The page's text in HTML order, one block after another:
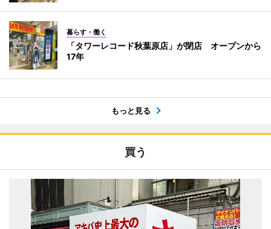
暮らす・働く
「タワーレコード秋葉原店」が閉店 オープンから
17年
もっと見る
買う